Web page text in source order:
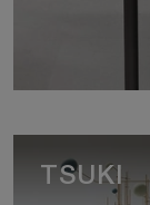
TSUKI